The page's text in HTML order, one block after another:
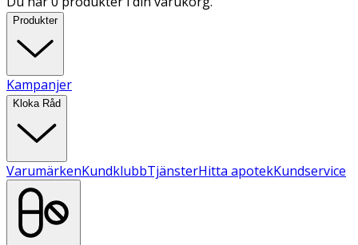
Produkter
Kampanjer
Kloka Råd
VarumärkenKundklubbTjänsterHitta apotekKundservice